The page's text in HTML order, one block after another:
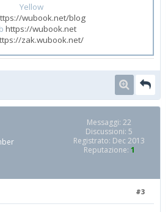
Yellow
wubook.net/blog
https://wubook.net
zak.wubook.net/
Messaggi: 22
Discussioni: 5
Registrato: Dec 2013
Reputazione: 1
#3